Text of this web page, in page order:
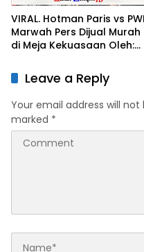
VIRAL. Hotman Paris vs
Marwah Pers Dijual Murah
di Meja Kekuasaan Oleh:
(ASH)”Leave a Reply
Your email address will not
marked *